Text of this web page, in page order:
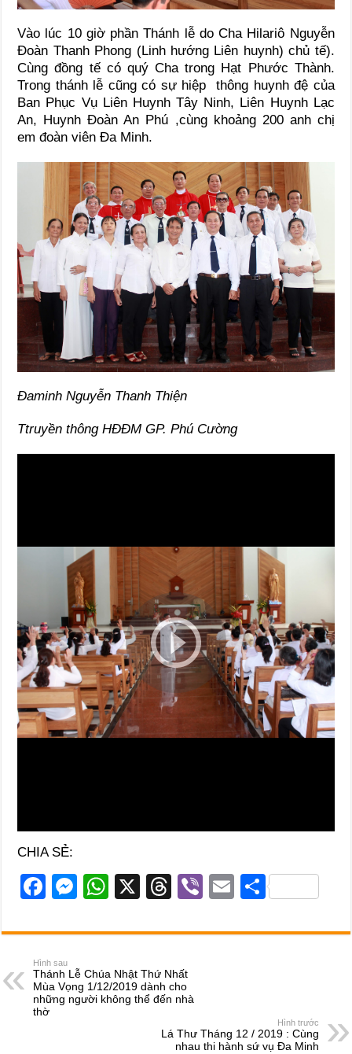
Vào lúc 10 giờ phần Thánh lễ do Cha Hilariô Nguyễn
Đoàn Thanh Phong (Linh hướng Liên huynh) chủ tế).
Cùng đồng tế có quý Cha trong Hạt Phước Thành.
Trong thánh lễ cũng có sự hiệp thông huynh đệ của
Ban Phục Vụ Liên Huynh Tây Ninh, Liên Huynh Lạc
An, Huynh Đoàn An Phú ,cùng khoảng 200 anh chị
em đoàn viên Đa Minh.
Đaminh Nguyễn Thanh Thiện
Ttruyền thông HĐĐM GP. Phú Cường
CHIA SẺ:
F
c
e
b
o
M
ss
e
n
g
W
at
A
p
X
T
e
a
d
s
Vi
er
E
ail
S
ar
Hình sau
Thánh Lễ Chúa Nhật Thứ Nhất
Mùa Vọng 1/12/2019 dành cho
những người không thể đến nhà
thờ
Hình trước
Lá Thư Tháng 12 / 2019 : Cùng
nhau thi hành sứ vụ Đa Minh